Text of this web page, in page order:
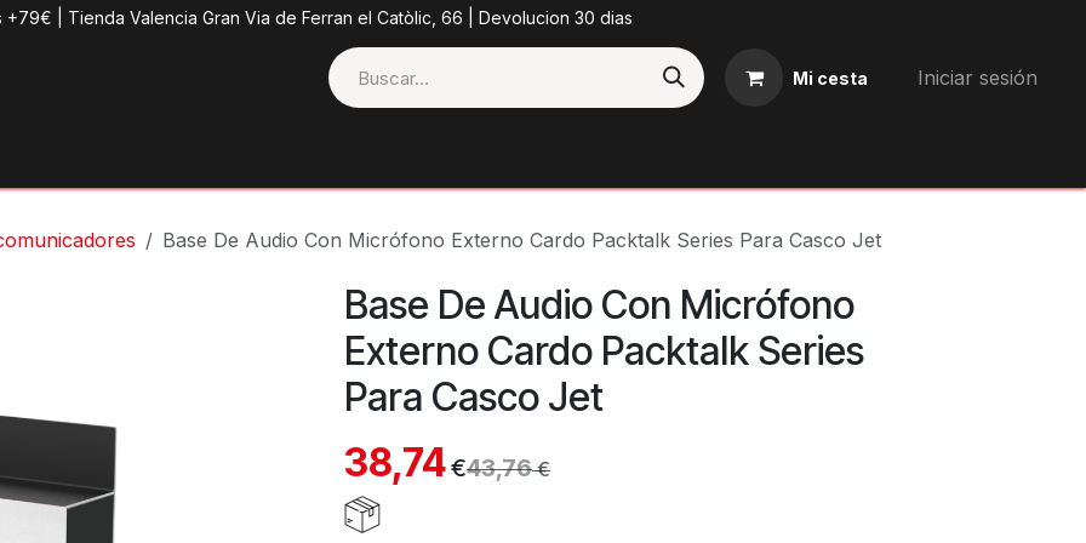
+79€ | Tienda Valencia Gran Via de Ferran el Catòlic, 66 | Devolucion 30 dias
Mi cesta Iniciar sesión
Base De Audio Con Micrófono Externo Cardo Packtalk Series Para Casco Jet
Base De Audio Con Micrófono
Externo Cardo Packtalk Series
Para Casco Jet
38,74€43,76€